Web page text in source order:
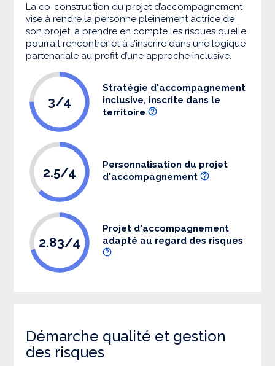
La co-construction du projet d’accompagnement
vise à rendre la personne pleinement actrice de
son projet, à prendre en compte les risques qu’elle
pourrait rencontrer et à s’inscrire dans une logique
partenariale au profit d’une approche inclusive.
3/4
Stratégie d'accompagnement
inclusive, inscrite dans le
territoire
2.5/4
Personnalisation du projet
d'accompagnement
2.83/4
Projet d'accompagnement
adapté au regard des risques
Démarche qualité et gestion
des risques